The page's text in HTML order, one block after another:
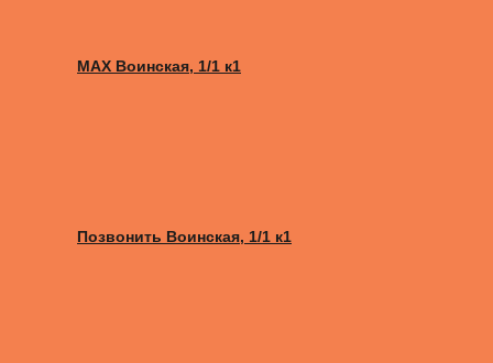
MAX Воинская, 1/1 к1
Позвонить Воинская, 1/1 к1